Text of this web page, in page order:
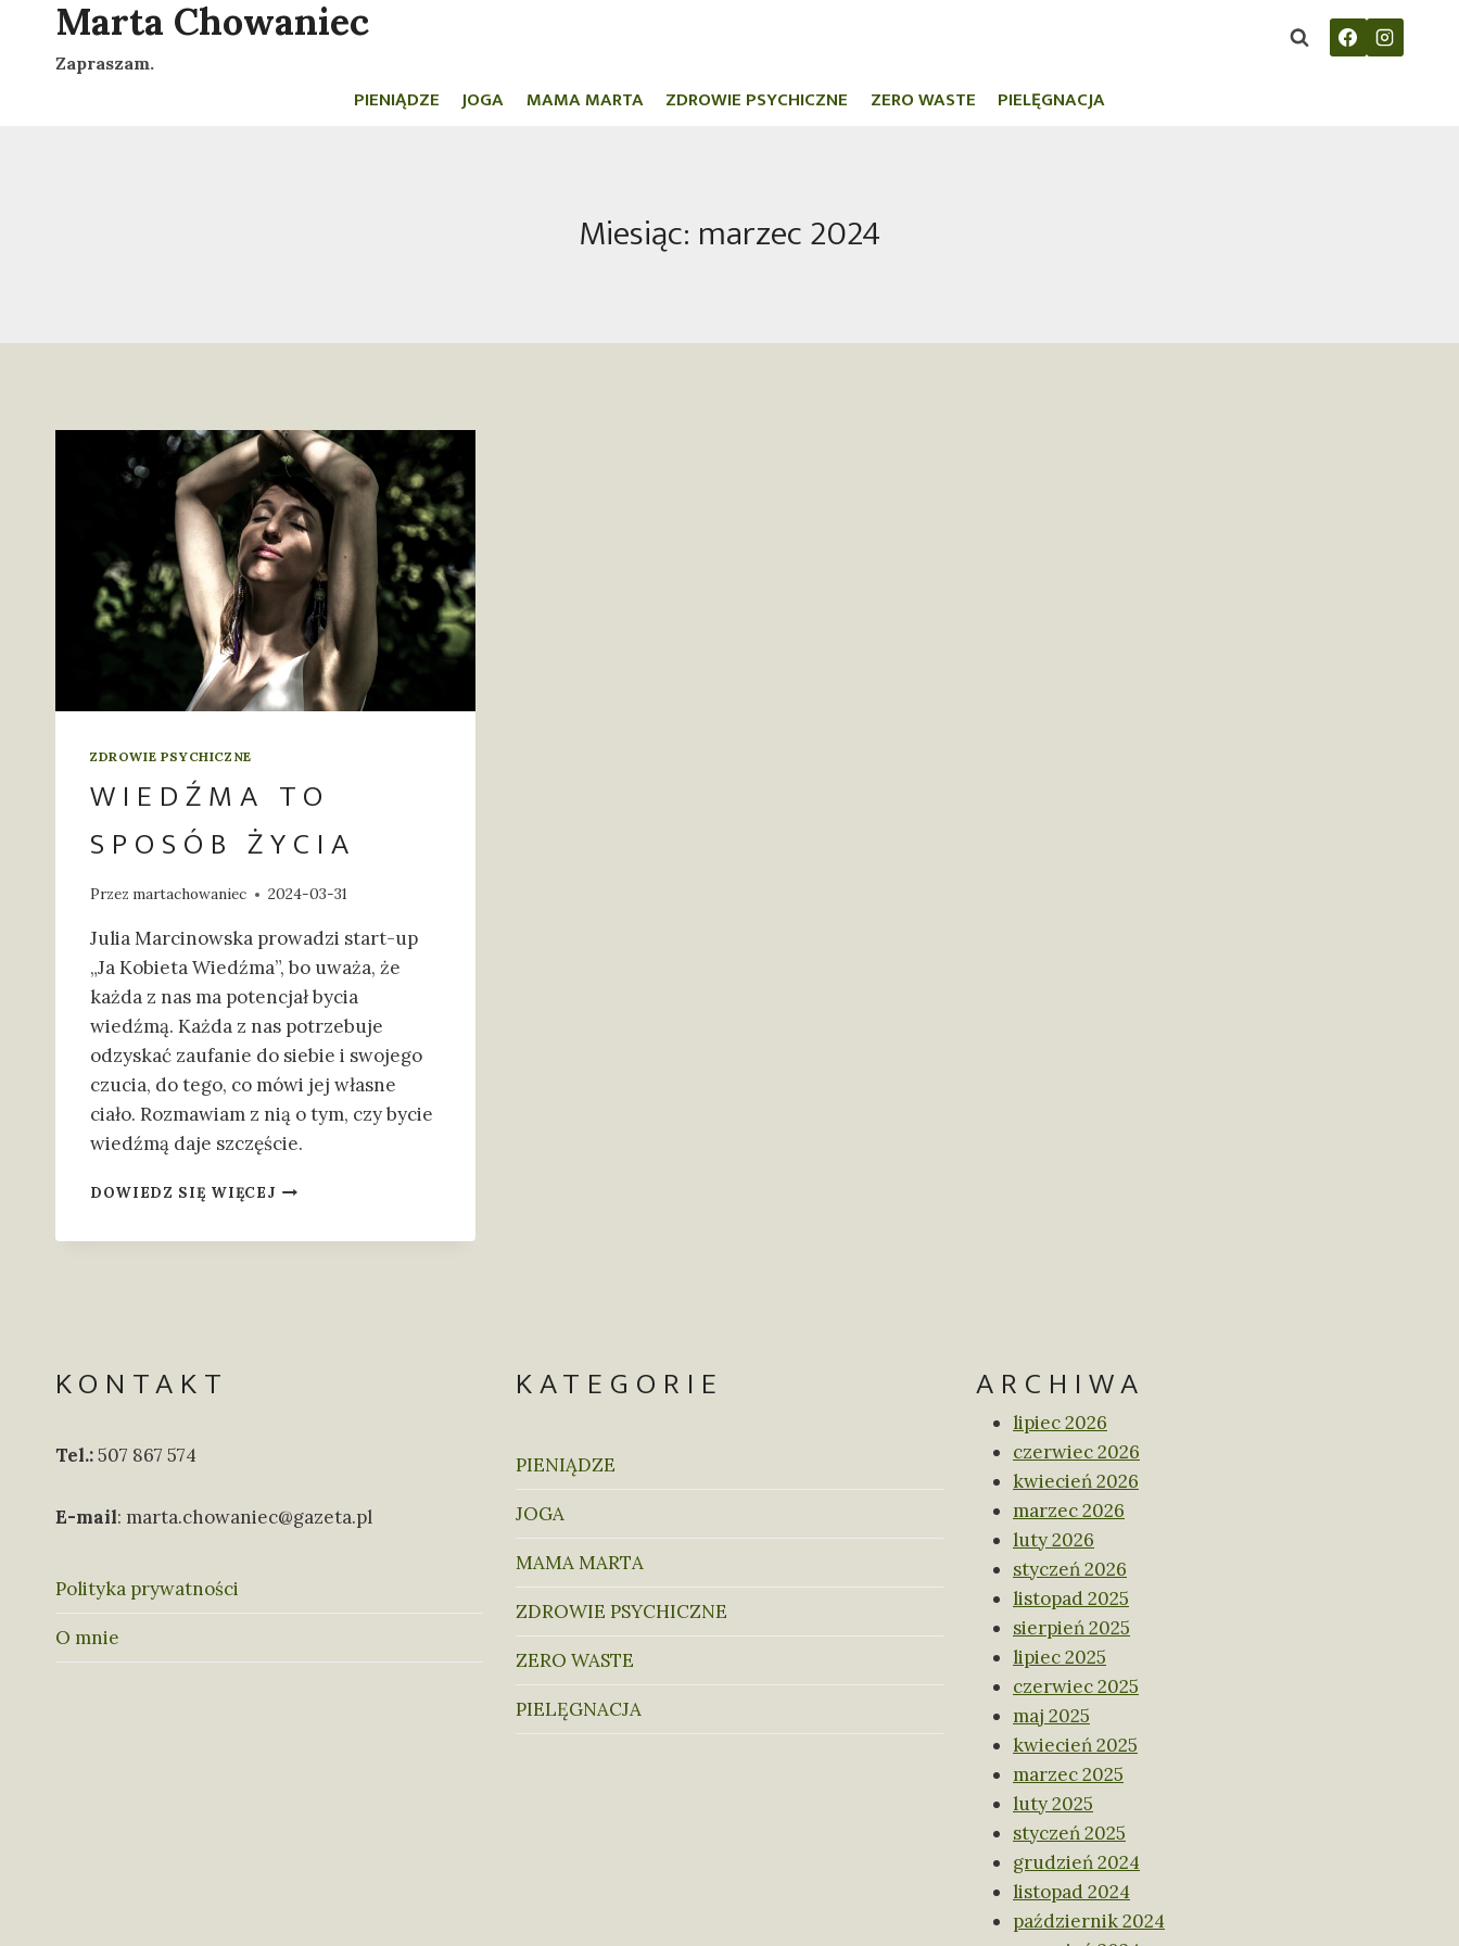
PrzejdźMarta Chowaniec
Zapraszam.
PIENIĄDZE JOGA MAMA MARTA ZDROWIE PSYCHICZNE ZERO WASTE PIELĘGNACJA
Miesiąc: marzec 2024
ZDROWIE PSYCHICZNE
WIEDŹMA TO
SPOSÓB ŻYCIA
Przez martachowaniec 2024-03-31
Julia Marcinowska prowadzi start-up
„Ja Kobieta Wiedźma”, bo uważa, że
każda z nas ma potencjał bycia
wiedźmą. Każda z nas potrzebuje
odzyskać zaufanie do siebie i swojego
czucia, do tego, co mówi jej własne
ciało. Rozmawiam z nią o tym, czy bycie
wiedźmą daje szczęście.
DOWIEDZ SIĘ WIĘCEJWIEDŹMA
KONTAKT
Tel.:507 867 574
E-mail: marta.chowaniec@gazeta.pl
Polityka prywatności
O mnie
KATEGORIE
PIENIĄDZE
JOGA
MAMA MARTA
ZDROWIE PSYCHICZNE
ZERO WASTE
PIELĘGNACJA
ARCHIWA
lipiec 2026
czerwiec 2026
kwiecień 2026
marzec 2026
luty 2026
styczeń 2026
listopad 2025
sierpień 2025
lipiec 2025
czerwiec 2025
maj 2025
kwiecień 2025
marzec 2025
luty 2025
styczeń 2025
grudzień 2024
listopad 2024
październik 2024